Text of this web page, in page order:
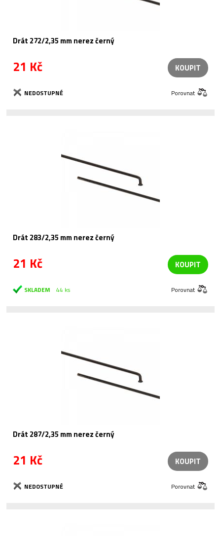
Drát 272/2,35 mm nerez černý
21 Kč KOUPIT
NEDOSTUPNÉ Porovnat
Drát 283/2,35 mm nerez černý
21 Kč KOUPIT
SKLADEM 44 ks Porovnat
Drát 287/2,35 mm nerez černý
21 Kč KOUPIT
NEDOSTUPNÉ Porovnat